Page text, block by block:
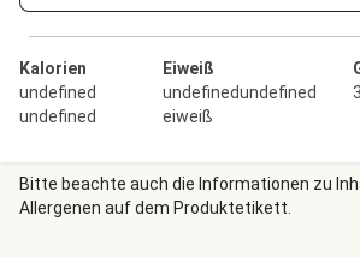
Kalorien
undefined
undefined
Eiweiß
undefinedundefined
eiweiß
Bitte beachte auch die Informationen zu
Allergenen auf dem Produktetikett.